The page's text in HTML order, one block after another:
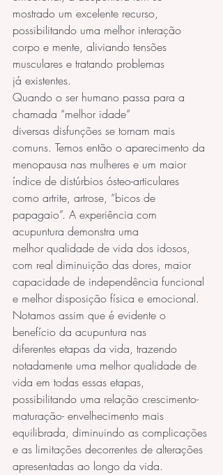
mostrado um excelente recurso,
possibilitando uma melhor interação
corpo e mente, aliviando tensões
musculares e tratando problemas
já existentes.
Quando o ser humano passa para a
chamada “melhor idade”
diversas disfunções se tornam mais
comuns. Temos então o aparecimento da
menopausa nas mulheres e um maior
índice de distúrbios ósteo-articulares
como artrite, artrose, “bicos de
papagaio”. A experiência com
acupuntura demonstra uma
melhor qualidade de vida dos idosos,
com real diminuição das dores, maior
capacidade de independência funcional
e melhor disposição física e emocional.
Notamos assim que é evidente o
benefício da acupuntura nas
diferentes etapas da vida, trazendo
notadamente uma melhor qualidade de
vida em todas essas etapas,
possibilitando uma relação crescimento-
maturação- envelhecimento mais
equilibrada, diminuindo as complicações
e as limitações decorrentes de alterações
apresentadas ao longo da vida.